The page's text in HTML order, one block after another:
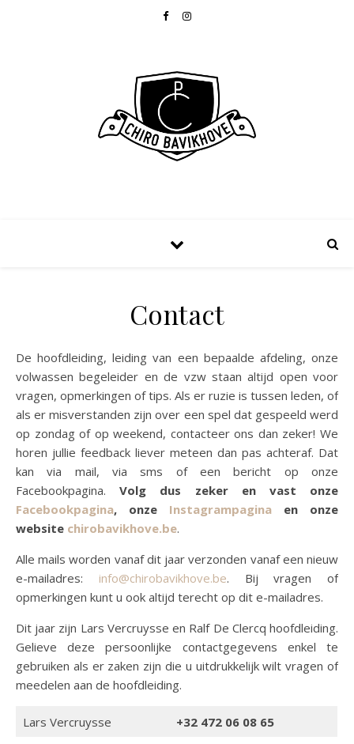
Contact
De hoofdleiding, leiding van een bepaalde afdeling, onze
volwassen begeleider en de vzw staan altijd open voor
vragen, opmerkingen of tips. Als er ruzie is tussen leden, of
als er misverstanden zijn over een spel dat gespeeld werd
op zondag of op weekend, contacteer ons dan zeker! We
horen jullie feedback liever meteen dan pas achteraf. Dat
kan via mail, via sms of een bericht op onze
Facebookpagina. Volg dus zeker en vast onze
Facebookpagina, onze Instagrampagina en onze
website chirobavikhove.be.
Alle mails worden vanaf dit jaar verzonden vanaf een nieuw
e-mailadres: info@chirobavikhove.be. Bij vragen of
opmerkingen kunt u ook altijd terecht op dit e-mailadres.
Dit jaar zijn Lars Vercruysse en Ralf De Clercq hoofdleiding.
Gelieve deze persoonlijke contactgegevens enkel te
gebruiken als er zaken zijn die u uitdrukkelijk wilt vragen of
meedelen aan de hoofdleiding.
Lars Vercruysse
+32 472 06 08 65